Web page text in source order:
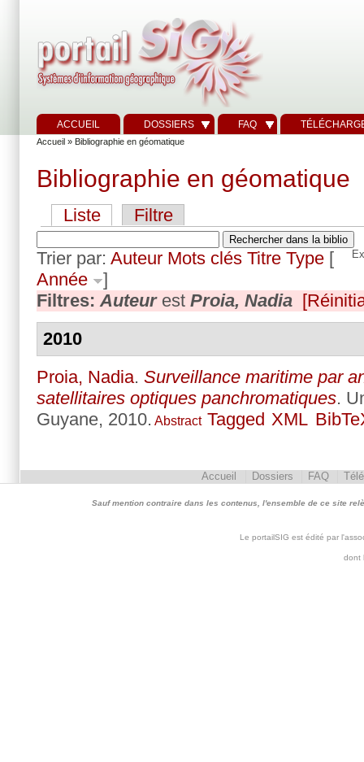
ACCUEIL DOSSIERS FAQ
Accueil » Bibliographie en géomatique
Bibliographie en géomatique
Liste Filtre
Trier par: Auteur Mots clés Titre Type [
Année
]
Filtres:Auteurest Proia, Nadia
2010
Proia, Nadia. Surveillance maritime par
satellitaires optiques panchromatiques.
Guyane, 2010. Abstract Tagged XML
Accueil Dossiers FAQ
Sauf mention contraire dans les contenus, l'ensemble de ce site
Le portailSIG est édité par
dont